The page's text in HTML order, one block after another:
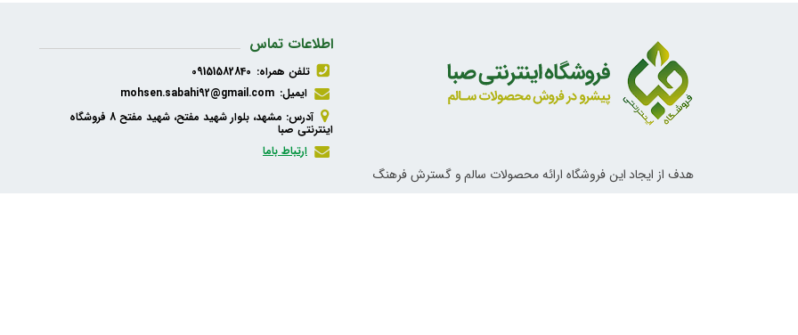
اطلاعات تماس
تلفن همراه: 09151582840
ایمیل: mohsen.sabahi92@gmail.com
آدرس: مشهد، بلوار شهید مفتح، شهید مفتح 8 فروشگاه
اینترنتی صبا
ارتباط باما
هدف از ایجاد این فروشگاه ارائه محصولات سالم و گسترش فرهنگ